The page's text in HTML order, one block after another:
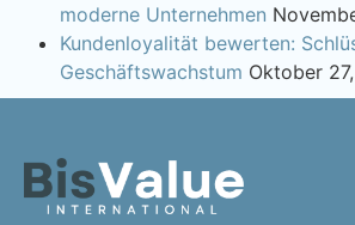
moderne Unternehmen
Kundenloyalität bewerten:
Geschäftswachstum Oktober